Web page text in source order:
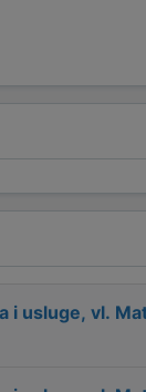
i usluge, vl.